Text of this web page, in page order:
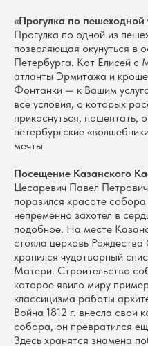
«Прогулка по пешеходной
Прогулка по одной из
позволяющая окунуться в
Петербурга. Кот Елисей с
атланты Эрмитажа и
Фонтанки — к Вашим
все условия, о которых
прикоснуться, пошептать,
петербургские
мечты
Посещение Казанского
Цесаревич Павел
поразился красоте
непременно захотел в
подобное. На месте
стояла церковь
хранился чудотворный
Матери. Строительство
которое явило миру
классицизма работы
Война 1812 г. внесла свои
собора, он превратился
Здесь хранятся знамена